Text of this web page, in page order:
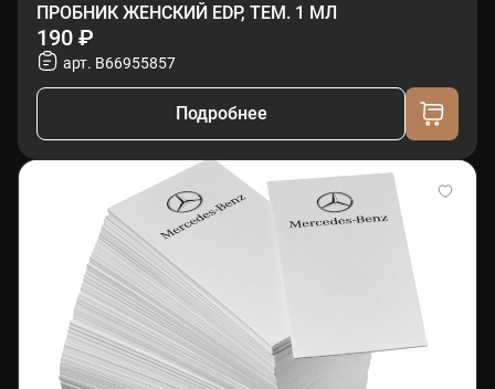
ПРОБНИК ЖЕНСКИЙ EDP, ТЕМ. 1 МЛ
190 ₽
арт. B66955857
Подробнее